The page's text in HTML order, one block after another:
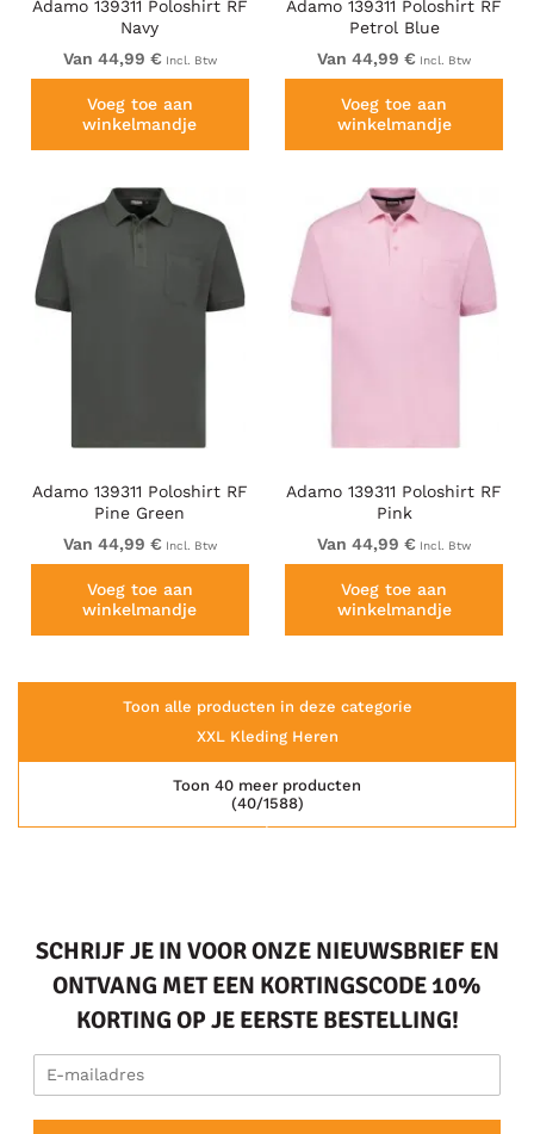
Adamo 139311 Poloshirt RF
Navy
Van 44,99 € Incl. Btw
Voeg toe aan
winkelmandje
Adamo 139311 Poloshirt RF
Petrol Blue
Van 44,99 € Incl. Btw
Voeg toe aan
winkelmandje
Adamo 139311 Poloshirt RF
Pine Green
Van 44,99 € Incl. Btw
Voeg toe aan
winkelmandje
Adamo 139311 Poloshirt RF
Pink
Van 44,99 € Incl. Btw
Voeg toe aan
winkelmandje
Toon alle producten in deze categorie
XXL Kleding Heren
(40/1588)
Toon 40 meer producten
SCHRIJF JE IN VOOR ONZE NIEUWSBRIEF EN
ONTVANG MET EEN KORTINGSCODE 10%
KORTING OP JE EERSTE BESTELLING!